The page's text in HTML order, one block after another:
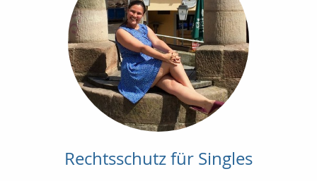
Rechtsschutz für Singles